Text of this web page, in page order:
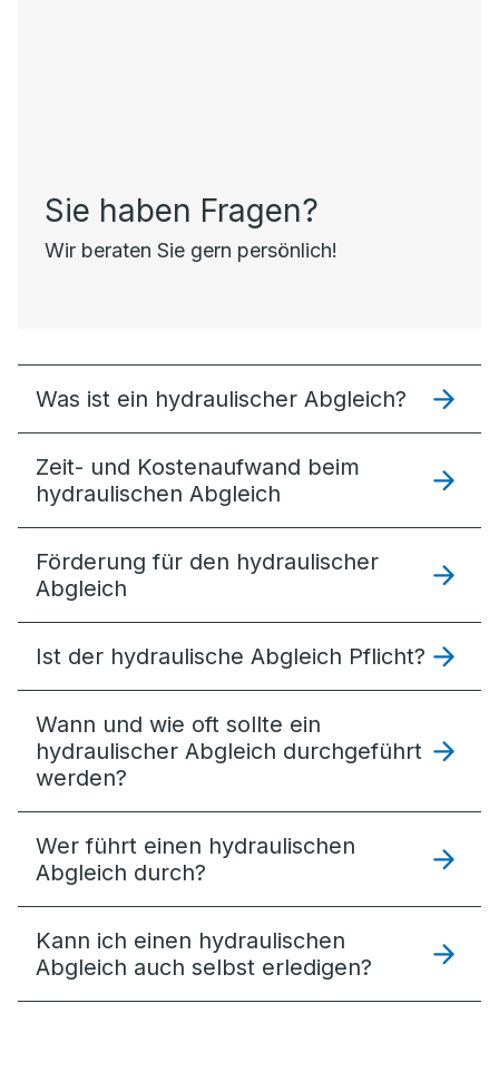
Sie haben Fragen?
Wir beraten Sie gern persönlich!
Was ist ein hydraulischer Abgleich?
Zeit- und Kostenaufwand beim
hydraulischen Abgleich
Förderung für den hydraulischer
Abgleich
Ist der hydraulische Abgleich Pflicht?
Wann und wie oft sollte ein
hydraulischer Abgleich durchgeführt
werden?
Wer führt einen hydraulischen
Abgleich durch?
Kann ich einen hydraulischen
Abgleich auch selbst erledigen?